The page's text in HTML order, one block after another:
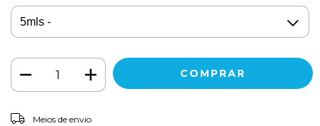
Entregas para o CEP:
Meios de envio